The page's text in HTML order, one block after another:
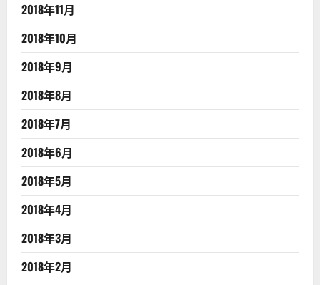
2018年11月
2018年10月
2018年9月
2018年8月
2018年7月
2018年6月
2018年5月
2018年4月
2018年3月
2018年2月